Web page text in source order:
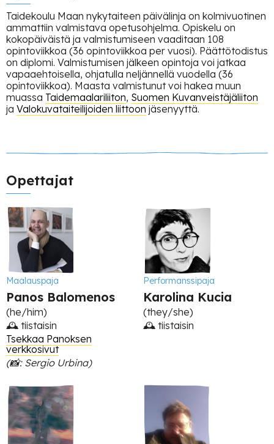
Taidekoulu Maan nykytaiteen päivälinja on kolmivuotinen
ammattiin valmistava opetusohjelma. Opiskelu on
kokopäiväistä ja valmistumiseen vaaditaan 108
opintoviikkoa (36 opintoviikkoa per vuosi). Päättötodistus
on diplomi. Valmistumisen jälkeen opintoja voi jatkaa
vapaaehtoisella, ohjatulla neljännellä vuodella (36
opintoviikkoa). Maasta valmistunut voi hakea muun
muassa Taidemaalariliiton, Suomen Kuvanveistäjäliiton
ja Valokuvataiteilijoiden liittoon jäsenyyttä.
Opettajat
Maalauspaja
Panos Balomenos
(he/him)
🕰 tiistaisin
Tsekkaa Panoksen
verkkosivut
(📸: Sergio Urbina)
Performanssipaja
Karolina Kucia
(they/she)
🕰 tiistaisin